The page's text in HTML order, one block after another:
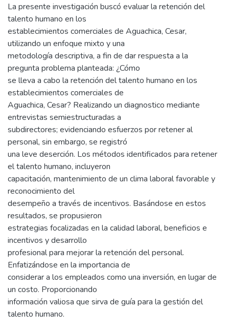
La presente investigación buscó evaluar la retención del
talento humano en los
establecimientos comerciales de Aguachica, Cesar,
utilizando un enfoque mixto y una
metodología descriptiva, a fin de dar respuesta a la
pregunta problema planteada: ¿Cómo
se lleva a cabo la retención del talento humano en los
establecimientos comerciales de
Aguachica, Cesar? Realizando un diagnostico mediante
entrevistas semiestructuradas a
subdirectores; evidenciando esfuerzos por retener al
personal, sin embargo, se registró
una leve deserción. Los métodos identificados para retener
el talento humano, incluyeron
capacitación, mantenimiento de un clima laboral favorable y
reconocimiento del
desempeño a través de incentivos. Basándose en estos
resultados, se propusieron
estrategias focalizadas en la calidad laboral, beneficios e
incentivos y desarrollo
profesional para mejorar la retención del personal.
Enfatizándose en la importancia de
considerar a los empleados como una inversión, en lugar de
un costo. Proporcionando
información valiosa que sirva de guía para la gestión del
talento humano.